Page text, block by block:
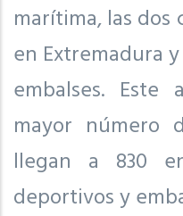
marítima, las dos
en Extremadura
embalses. Este
mayor número
llegan a 830
deportivos y